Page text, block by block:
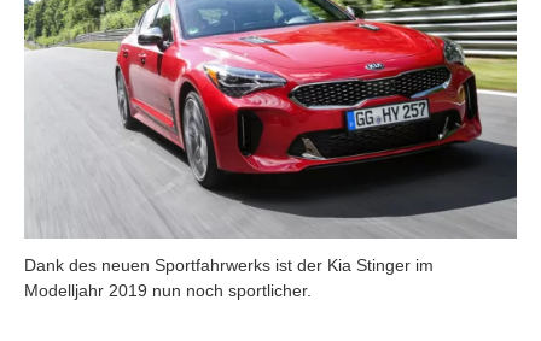
Dank des neuen Sportfahrwerks ist der Kia Stinger im
Modelljahr 2019 nun noch sportlicher.